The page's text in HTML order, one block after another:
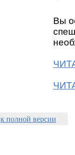
Вы
к полной версии